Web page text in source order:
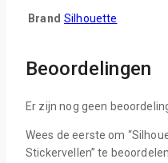
Brand Silhouette
Beoordelingen
Er zijn nog geen
Wees de eerste om
Stickervellen” te beoordelen